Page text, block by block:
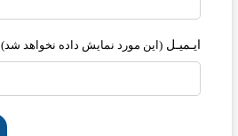
ایـمیـل (این مورد نمایش داده نخواهد شد)